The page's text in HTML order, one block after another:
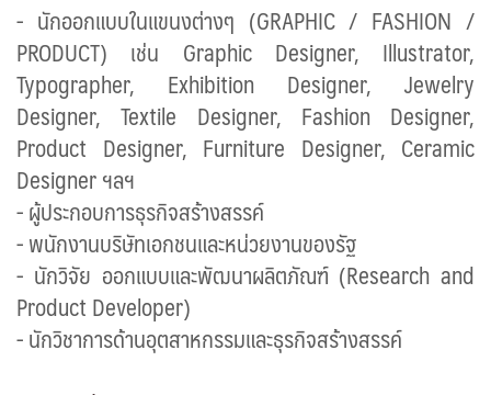
- นักออกแบบในแขนงต่างๆ (GRAPHIC / FASHION /
PRODUCT) เช่น Graphic Designer, Illustrator,
Typographer, Exhibition Designer, Jewelry
Designer, Textile Designer, Fashion Designer,
Product Designer, Furniture Designer, Ceramic
Designerฯลฯ
-ผู้ประกอบการธุรกิจสร้างสรรค์
-พนักงานบริษัทเอกชนและหน่วยงานของรัฐ
- นักวิจัย ออกแบบและพัฒนาผลิตภัณฑ์ (Research and
Product Developer)
-นักวิชาการด้านอุตสาหกรรมและธุรกิจสร้างสรรค์